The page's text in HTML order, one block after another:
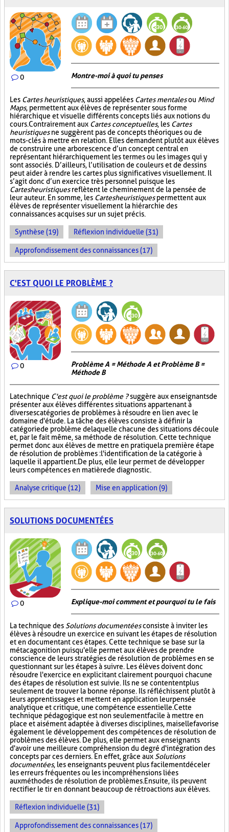
0 Montre-moi à quoi tu penses
Les Cartes heuristiques, aussi appelées Cartes mentalesou Mind
Maps, permettent aux élèves de représenter sous forme
hiérarchique et visuelle différents concepts liés aux notions du
cours. Contrairement aux Cartes conceptuelles, les Cartes
heuristiquesne suggèrent pas de concepts théoriques ou de
mots-clés à mettre en relation. Elles demandent plutôt aux élèves
de construire une arborescence d’un concept central en
représentant hiérarchiquement les termes ou les images qui y
sont associés. D’ailleurs, l’utilisation de couleurs et de dessins
peut aider à rendre les cartes plus significatives visuellement. Il
s’agit donc d’un exercice très personnel puisque les
Cartes heuristiquesreflètent le cheminement de la pensée de
leur auteur. En somme, les Cartes heuristiquespermettent aux
élèves de représenter visuellement la hiérarchie des
connaissances acquises sur un sujet précis.
Synthèse (19) Réflexion individuelle (31)
Approfondissement des connaissances (17)
C'EST QUOI LE PROBLÈME ?
0
Problème A = Méthode A et Problème B =
Méthode B
La technique C'est quoi le problème ?suggère aux enseignants de
présenter aux élèves différentes situations appartenant à
diverses catégories de problèmes à résoudre en lien avec le
domaine d'étude. La tâche des élèves consiste à définir la
catégorie de problème de laquelle chacune des situations découle
et, par le fait même, sa méthode de résolution. Cette technique
permet donc aux élèves de mettre en pratique la première étape
de résolution de problèmes : l'identification de la catégorie à
laquelle il appartient. De plus, elle leur permet de développer
leurs compétences en matière de diagnostic.
Analyse critique (12) Mise en application (9)
SOLUTIONS DOCUMENTÉES
0 Explique-moi comment et pourquoi tu le fais
La technique des Solutions documentéesconsiste à inviter les
élèves à résoudre un exercice en suivant les étapes de résolution
et en documentant ces étapes. Cette technique se base sur la
métacagonition puisqu'elle permet aux élèves de prendre
conscience de leurs stratégies de résolution de problèmes en se
questionnant sur les étapes à suivre. Les élèves doivent donc
résoudre l'exercice en explicitant clairement pourquoi chacune
des étapes de résolution est suivie. Ils ne se contentent plus
seulement de trouver la bonne réponse. Ils réfléchissent plutôt à
leurs apprentissages et mettent en application leur pensée
analytique et critique, une compétence essentielle. Cette
technique pédagogique est non seulement facile à mettre en
place et aisément adaptée à diverses disciplines, mais elle favorise
également le développement des compétences de résolution de
problèmes des élèves. De plus, elle permet aux enseignants
d'avoir une meilleure compréhension du degré d'intégration des
concepts par ces derniers. En effet, grâce aux Solutions
documentées, les enseignants peuvent plus facilement déceler
les erreurs fréquentes ou les incompréhensions liées
aux méthodes de résolution de problèmes. Ensuite, ils peuvent
rectifier le tir en donnant beaucoup de rétroactions aux élèves.
Réflexion individuelle (31)
Approfondissement des connaissances (17)